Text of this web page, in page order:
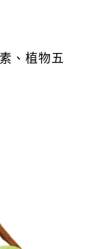
、植物五